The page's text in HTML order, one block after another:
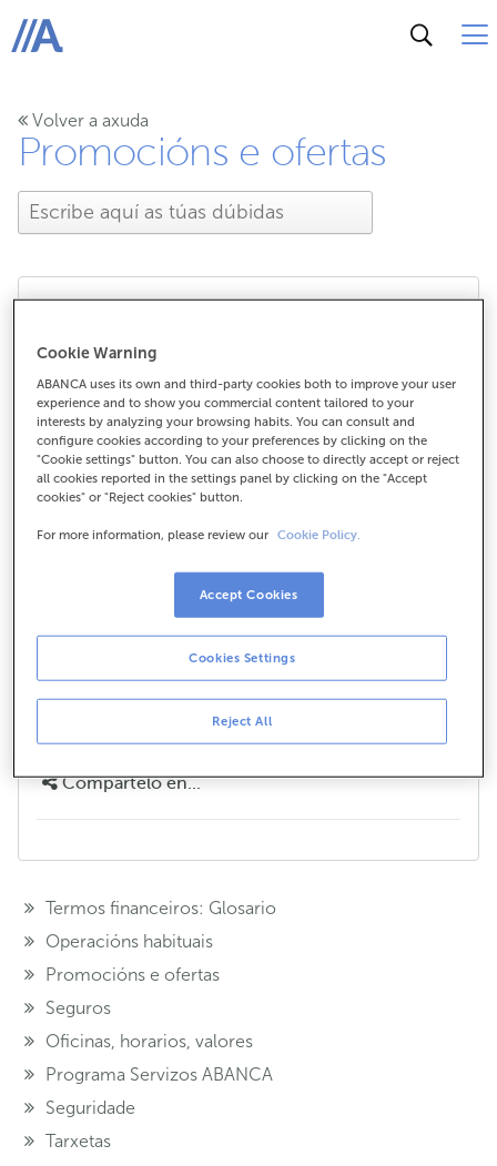
ABANCA
Volver a axuda
Promocións e ofertas
Como se conseguen os
puntos Netclub?
Como se conseguen os puntos
Netclub?
É moi fácil. Se tes menos de 16 anos e unha conta
NetClub, cada 3 meses revisaremos o teu saldo
automaticamente. Por cada 50 € de saldo medio que
teñas na túa conta darémosche catro puntos
ABANCA NetClub.
Compártelo en...
Termos financeiros: Glosario
Operacións habituais
Promocións e ofertas
Seguros
Oficinas, horarios, valores
Programa Servizos ABANCA
Seguridade
Tarxetas
Cookie Warning
ABANCA uses its own and third-party cookies both to improve your user
experience and to show you commercial content tailored to your
interests by analyzing your browsing habits. You can consult and
configure cookies according to your preferences by clicking on the
"Cookie settings" button. You can also choose to directly accept or reject
all cookies reported in the settings panel by clicking on the "Accept
cookies" or "Reject cookies" button.
For more information, please review our Cookie Policy.
Reject All
Cookies Settings
Accept Cookies